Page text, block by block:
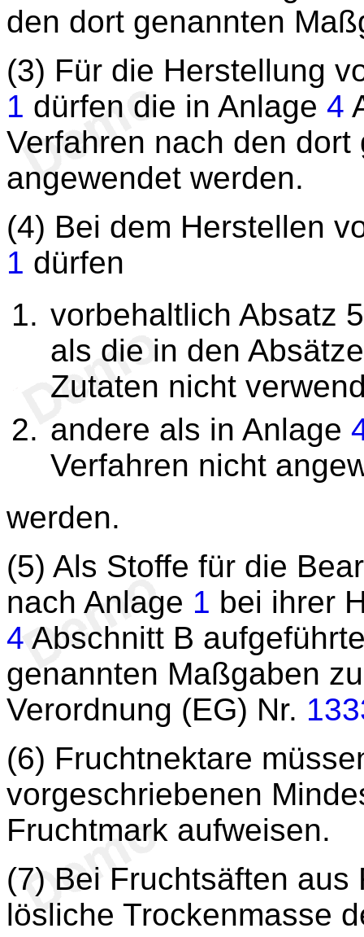
den dort genannten
(3) Für die Herstellung
1 dürfen die in Anlage 4
Verfahren nach den
angewendet werden.
(4) Bei dem Herstellen
1 dürfen
vorbehaltlich Absatz
als die in den
Zutaten nicht
andere als in Anlage
Verfahren nicht
werden.
(5) Als Stoffe für die
nach Anlage 1 bei ihrer
4 Abschnitt B
genannten Maßgaben
Verordnung (EG) Nr.
(6) Fruchtnektare
vorgeschriebenen
Fruchtmark aufweisen.
(7) Bei Fruchtsäften
lösliche Trockenmasse